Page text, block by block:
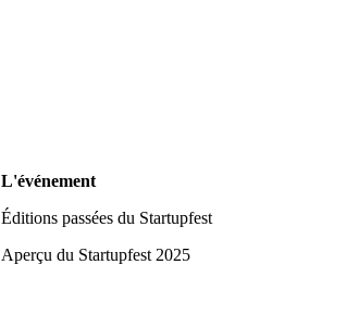
L'événement
Éditions passées du Startupfest
Aperçu du Startupfest 2025